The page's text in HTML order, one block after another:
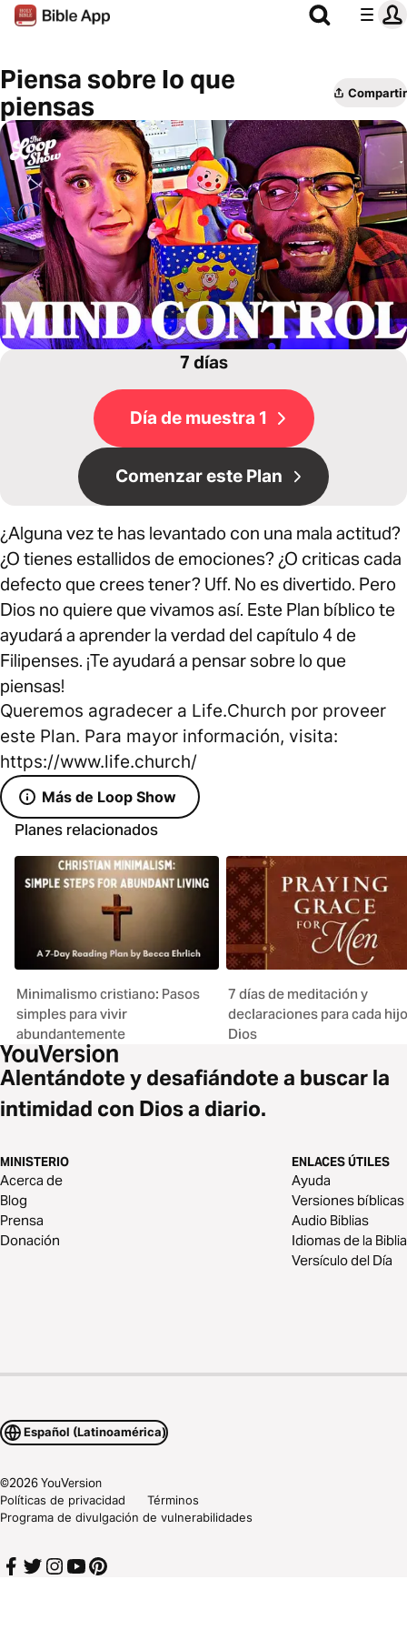
Piensa sobre lo que
piensas
Compartir
7 días
Día de muestra 1
Comenzar este Plan
¿Alguna vez te has levantado con una mala actitud?
¿O tienes estallidos de emociones? ¿O criticas cada
defecto que crees tener? Uff. No es divertido. Pero
Dios no quiere que vivamos así. Este Plan bíblico te
ayudará a aprender la verdad del capítulo 4 de
Filipenses. ¡Te ayudará a pensar sobre lo que
piensas!
Queremos agradecer a Life.Church por proveer
este Plan. Para mayor información, visita:
https://www.life.church/
Más de Loop Show
Planes relacionados
Minimalismo cristiano: Pasos
simples para vivir
abundantemente
7 días de meditación y
declaraciones para cada
Dios
Alentándote y desafiándote a buscar la
intimidad con Dios a diario.
MINISTERIO
Acerca de
Blog
Prensa
Donación
ENLACES ÚTILES
Ayuda
Versiones bíblicas
Audio Biblias
Idiomas de la Biblia
Versículo del Día
Español (Latinoamérica)
©2026YouVersion
Políticas de privacidad
Términos
Programa de divulgación de vulnerabilidades